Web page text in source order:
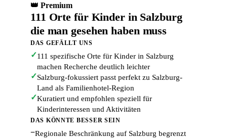
👑 Premium
111 Orte für Kinder in Salzburg
die man gesehen haben muss
DAS GEFÄLLT UNS
✓111 spezifische Orte für Kinder in Salzburg
machen Recherche deutlich leichter
✓Salzburg-fokussiert passt perfekt zu Salzburg-
Land als Familienhotel-Region
✓Kuratiert und empfohlen speziell für
Kinderinteressen und Aktivitäten
DAS KÖNNTE BESSER SEIN
−Regionale Beschränkung auf Salzburg begrenzt